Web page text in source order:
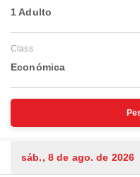
1 Adulto
Class
Económica
sáb., 8 de ago. de 2026